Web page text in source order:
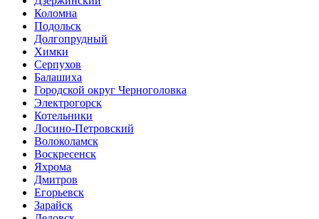
Коломна
Подольск
Долгопрудный
Химки
Серпухов
Балашиха
Городской округ Черноголовка
Электрогорск
Котельники
Лосино-Петровский
Волоколамск
Воскресенск
Яхрома
Дмитров
Егорьевск
Зарайск